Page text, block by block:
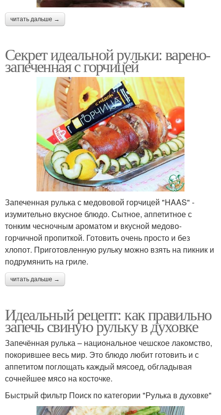
читать дальше →
Секрет идеальной рульки: варено-
запеченная с горчицей
Запеченная рулька с медововой горчицей "HAAS" -
изумительно вкусное блюдо. Сытное, аппетитное с
тонким чесночным ароматом и вкусной медово-
горчичной пропиткой. Готовить очень просто и без
хлопот. Приготовленную рульку можно взять на пикник и
подрумянить на гриле.
читать дальше →
Идеальный рецепт: как правильно
запечь свиную рульку в духовке
Запечённая рулька – национальное чешское лакомство,
покорившее весь мир. Это блюдо любит готовить и с
аппетитом поглощать каждый мясоед, обгладывая
сочнейшее мясо на косточке.
Быстрый фильтр Поиск по категории "Рулька в духовке"